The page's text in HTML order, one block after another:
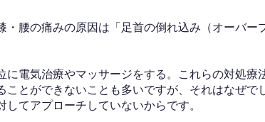
・腰の痛みの原因は「足首の倒れ込み（オーバー
に電気治療やマッサージをする。これらの対処療
ことができないことも多いですが、それはなぜで
してアプローチしていないからです。